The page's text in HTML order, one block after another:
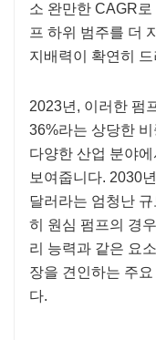
소 완만한 CAGR
프 하위 범주를 더
지배력이 확연히
2023년, 이러한 펌
36%라는 상당한
다양한 산업 분야
보여줍니다. 2030
달러라는 엄청난
히 원심 펌프의 경
리 능력과 같은 요
장을 견인하는 주
다.